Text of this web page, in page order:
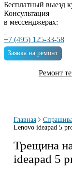
Бесплатный выезд
Консультация
в мессенджерах:
+7 (495) 125-33-58
Заявка на ремонт
Ремонт
Главная
Lenovo ideapad 5
Трещина
ideapad 5